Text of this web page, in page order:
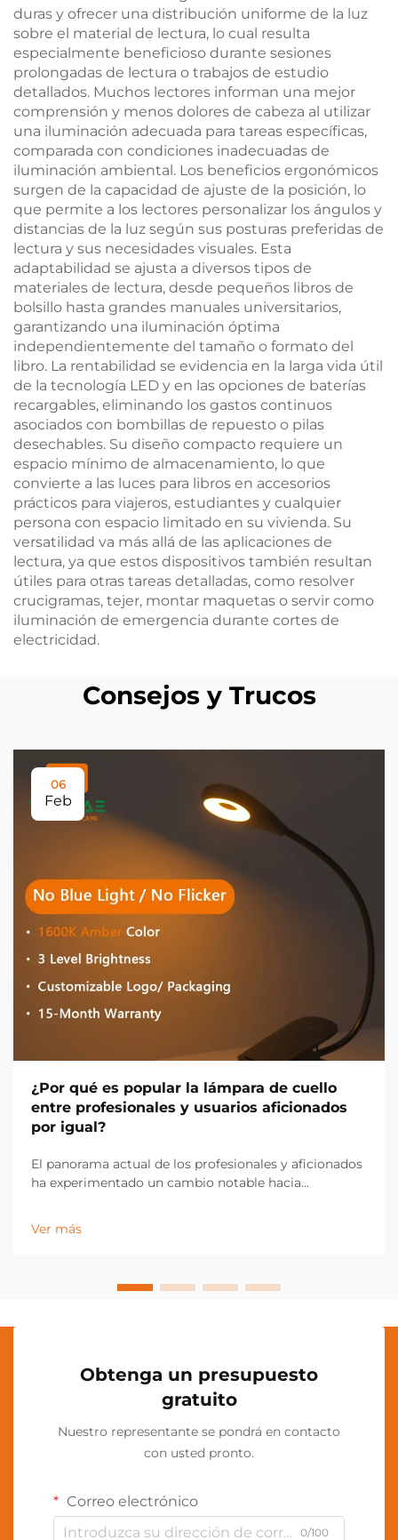
duras y ofrecer una distribución uniforme de la luz
sobre el material de lectura, lo cual resulta
especialmente beneficioso durante sesiones
prolongadas de lectura o trabajos de estudio
detallados. Muchos lectores informan una mejor
comprensión y menos dolores de cabeza al utilizar
una iluminación adecuada para tareas específicas,
comparada con condiciones inadecuadas de
iluminación ambiental. Los beneficios ergonómicos
surgen de la capacidad de ajuste de la posición, lo
que permite a los lectores personalizar los ángulos y
distancias de la luz según sus posturas preferidas de
lectura y sus necesidades visuales. Esta
adaptabilidad se ajusta a diversos tipos de
materiales de lectura, desde pequeños libros de
bolsillo hasta grandes manuales universitarios,
garantizando una iluminación óptima
independientemente del tamaño o formato del
libro. La rentabilidad se evidencia en la larga vida útil
de la tecnología LED y en las opciones de baterías
recargables, eliminando los gastos continuos
asociados con bombillas de repuesto o pilas
desechables. Su diseño compacto requiere un
espacio mínimo de almacenamiento, lo que
convierte a las luces para libros en accesorios
prácticos para viajeros, estudiantes y cualquier
persona con espacio limitado en su vivienda. Su
versatilidad va más allá de las aplicaciones de
lectura, ya que estos dispositivos también resultan
útiles para otras tareas detalladas, como resolver
crucigramas, tejer, montar maquetas o servir como
iluminación de emergencia durante cortes de
electricidad.
Consejos y Trucos
06
Feb
¿Por qué es popular la lámpara de cuello
entre profesionales y usuarios aficionados
por igual?
El panorama actual de los profesionales y aficionados
ha experimentado un cambio notable hacia
la lámpara de cuello como una herramienta
indispensable en diversos sectores industriales y
Ver más
Obtenga un presupuesto
gratuito
Nuestro representante se pondrá en contacto
con usted pronto.
Correo electrónico
0/100